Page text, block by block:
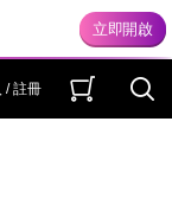
/ 註冊